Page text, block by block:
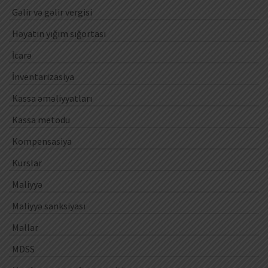
Gəlir və gəlir vergisi
Həyatın yığım sığortası
İcarə
İnventarizasiya
Kassa əməliyyatları
Kassa metodu
Kompensasiya
Kurslar
Maliyyə
Maliyyə sanksiyası
Mallar
MDSS